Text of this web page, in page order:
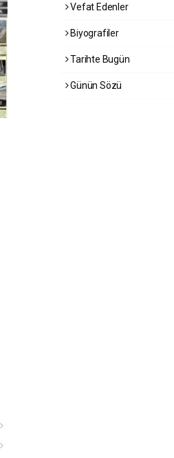
Vefat Edenler
Biyografiler
Tarihte Bugün
Günün Sözü